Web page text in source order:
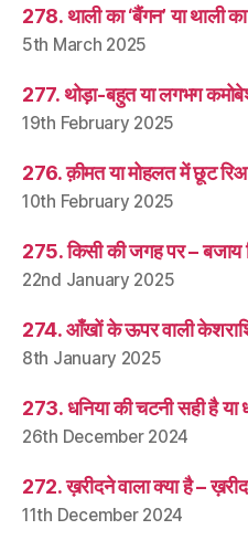
278. थाली का ‘बैंगन’ या थाली का
5th March 2025
277. थोड़ा-बहुत या लगभग
19th February 2025
276. क़ीमत या मोहलत में छूट
10th February 2025
275. किसी की जगह पर – बजाय
22nd January 2025
274. आँखों के ऊपर वाली केशराशि
8th January 2025
273. धनिया की चटनी सही है या
26th December 2024
272. ख़रीदने वाला क्या है –
11th December 2024